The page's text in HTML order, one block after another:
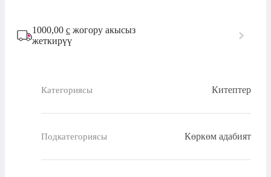
1000,00 с жогору акысыз
жеткирүү
Категориясы Китептер
Подкатегориясы Көркөм адабият